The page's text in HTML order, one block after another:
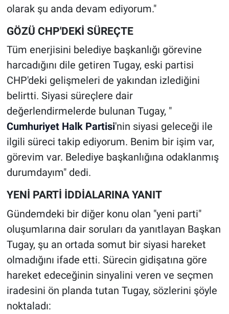
olarak şu anda devam ediyorum."
GÖZÜ CHP'DEKİ SÜREÇTE
Tüm enerjisini belediye başkanlığı görevine
harcadığını dile getiren Tugay, eski partisi
CHP'deki gelişmeleri de yakından izlediğini
belirtti. Siyasi süreçlere dair
değerlendirmelerde bulunan Tugay, "
Cumhuriyet Halk Partisi'nin siyasi geleceği ile
ilgili süreci takip ediyorum. Benim bir işim var,
görevim var. Belediye başkanlığına odaklanmış
durumdayım" dedi.
YENİ PARTİ İDDİALARINA YANIT
Gündemdeki bir diğer konu olan "yeni parti"
oluşumlarına dair soruları da yanıtlayan Başkan
Tugay, şu an ortada somut bir siyasi hareket
olmadığını ifade etti. Sürecin gidişatına göre
hareket edeceğinin sinyalini veren ve seçmen
iradesini ön planda tutan Tugay, sözlerini şöyle
noktaladı: